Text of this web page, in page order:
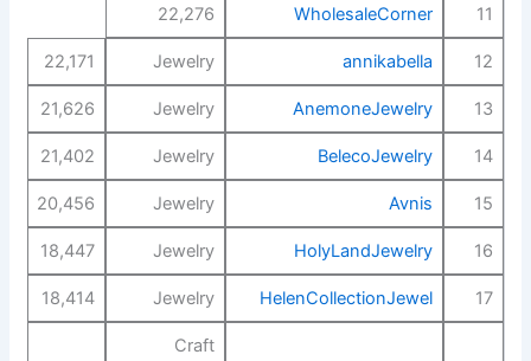
11
WholesaleCorner
22,276
12
annikabella
Jewelry
22,171
13
AnemoneJewelry
Jewelry
21,626
14
BelecoJewelry
Jewelry
21,402
15
Avnis
Jewelry
20,456
16
HolyLandJewelry
Jewelry
18,447
17
HelenCollectionJewel
Jewelry
18,414
Craft